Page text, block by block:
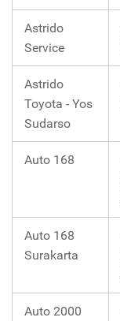
Astrido
Service
Astrido
Toyota - Yos
Sudarso
Auto 168
Auto 168
Surakarta
Auto 2000